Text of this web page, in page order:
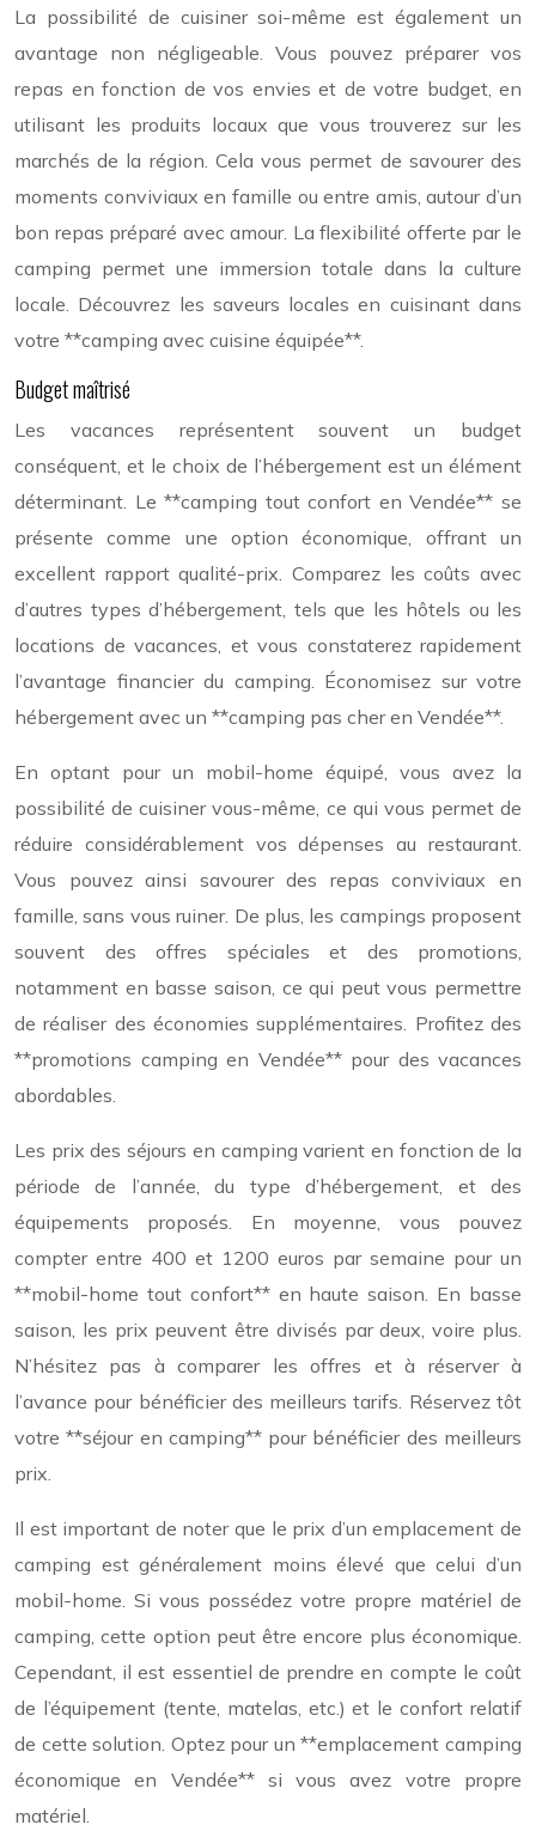
La possibilité de cuisiner soi-même est également un
avantage non négligeable. Vous pouvez préparer vos
repas en fonction de vos envies et de votre budget, en
utilisant les produits locaux que vous trouverez sur les
marchés de la région. Cela vous permet de savourer des
moments conviviaux en famille ou entre amis, autour d’un
bon repas préparé avec amour. La flexibilité offerte par le
camping permet une immersion totale dans la culture
locale. Découvrez les saveurs locales en cuisinant dans
votre **camping avec cuisine équipée**.
Budget maîtrisé
Les vacances représentent souvent un budget
conséquent, et le choix de l’hébergement est un élément
déterminant. Le **camping tout confort en Vendée** se
présente comme une option économique, offrant un
excellent rapport qualité-prix. Comparez les coûts avec
d’autres types d’hébergement, tels que les hôtels ou les
locations de vacances, et vous constaterez rapidement
l’avantage financier du camping. Économisez sur votre
hébergement avec un **camping pas cher en Vendée**.
En optant pour un mobil-home équipé, vous avez la
possibilité de cuisiner vous-même, ce qui vous permet de
réduire considérablement vos dépenses au restaurant.
Vous pouvez ainsi savourer des repas conviviaux en
famille, sans vous ruiner. De plus, les campings proposent
souvent des offres spéciales et des promotions,
notamment en basse saison, ce qui peut vous permettre
de réaliser des économies supplémentaires. Profitez des
**promotions camping en Vendée** pour des vacances
abordables.
Les prix des séjours en camping varient en fonction de la
période de l’année, du type d’hébergement, et des
équipements proposés. En moyenne, vous pouvez
compter entre 400 et 1200 euros par semaine pour un
**mobil-home tout confort** en haute saison. En basse
saison, les prix peuvent être divisés par deux, voire plus.
N’hésitez pas à comparer les offres et à réserver à
l’avance pour bénéficier des meilleurs tarifs. Réservez tôt
votre **séjour en camping** pour bénéficier des meilleurs
prix.
Il est important de noter que le prix d’un emplacement de
camping est généralement moins élevé que celui d’un
mobil-home. Si vous possédez votre propre matériel de
camping, cette option peut être encore plus économique.
Cependant, il est essentiel de prendre en compte le coût
de l’équipement (tente, matelas, etc.) et le confort relatif
de cette solution. Optez pour un **emplacement camping
économique en Vendée** si vous avez votre propre
matériel.